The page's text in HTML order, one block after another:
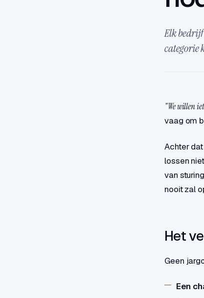
Elk
categorie
"We willen
vaag om
Achter
lossen
van
nooit zal
Het
Geen
Een